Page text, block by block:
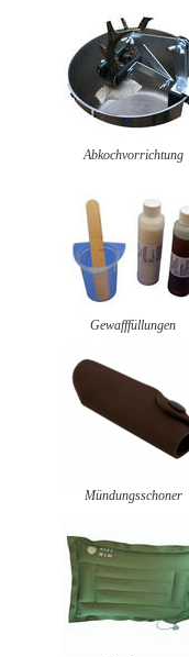
Abkochvorrichtung
Gewafffüllungen
Mündungsschoner